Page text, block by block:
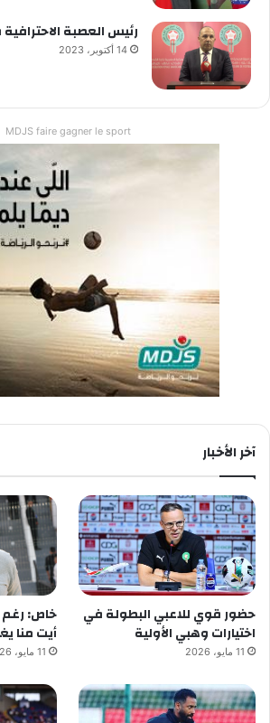
رئيس العصبة
14 أكتوبر، 2023
MDJS faire gagner le sport
آخر الأخبار
حضور قوي للاعبي البطولة في
اختيارات وهبي الأولية
11 مايو، 2026
خاص: رغم
أيت منا
11 مايو، 2026